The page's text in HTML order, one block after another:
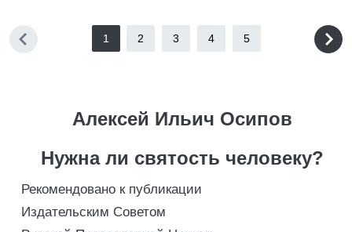
1 2 3 4 5
Алексей Ильич Осипов
Нужна ли святость человеку?
Рекомендовано к публикации
Издательским Советом